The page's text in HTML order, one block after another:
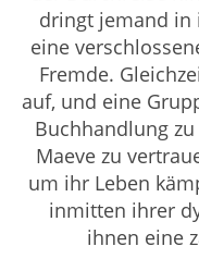
dringt jemand in
eine
Fremde.
auf, und eine
Buchhandlung
Maeve zu
um ihr Leben
inmitten ihrer
ihnen eine